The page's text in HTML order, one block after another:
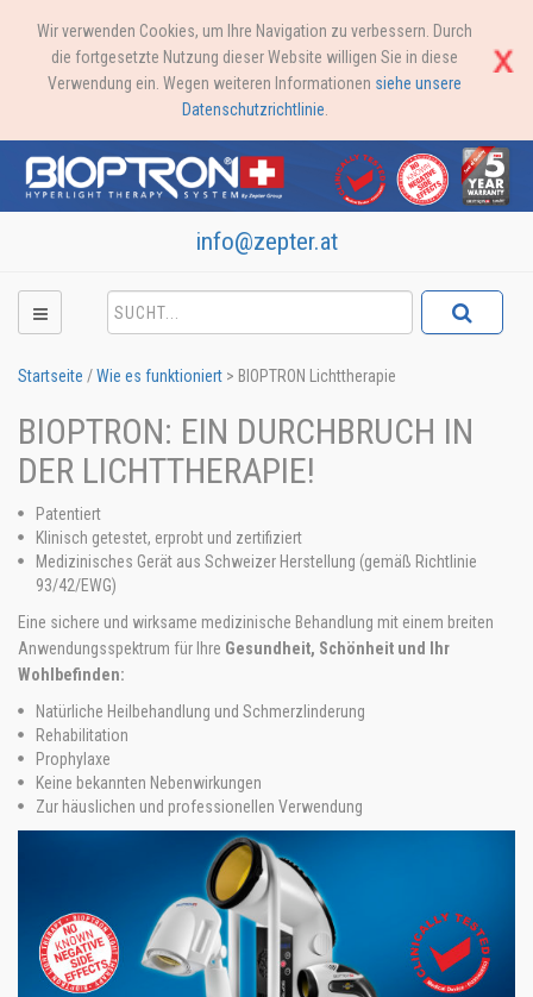
Wir verwenden Cookies, um Ihre Navigation zu verbessern. Durch
die fortgesetzte Nutzung dieser Website willigen Sie in diese
Verwendung ein. Wegen weiteren Informationen siehe unsere
Datenschutzrichtlinie
info@zepter.at
Startseite /Wie es funktioniert > BIOPTRON Lichttherapie
BIOPTRON: EIN DURCHBRUCH IN
DER LICHTTHERAPIE!
Patentiert
Klinisch getestet, erprobt und zertifiziert
Medizinisches Gerät aus Schweizer Herstellung (gemäß Richtlinie
93/42/EWG)
Eine sichere und wirksame medizinische Behandlung mit einem breiten
Anwendungsspektrum für Ihre Gesundheit, Schönheit und Ihr
Wohlbefinden:
Natürliche Heilbehandlung und Schmerzlinderung
Rehabilitation
Prophylaxe
Keine bekannten Nebenwirkungen
Zur häuslichen und professionellen Verwendung